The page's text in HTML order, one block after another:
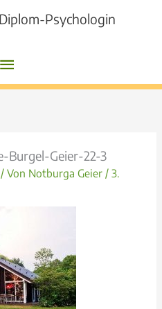
Psychologin
Hauptmenü
Burgel-Geier-22-3
/ Von Notburga Geier / 3.